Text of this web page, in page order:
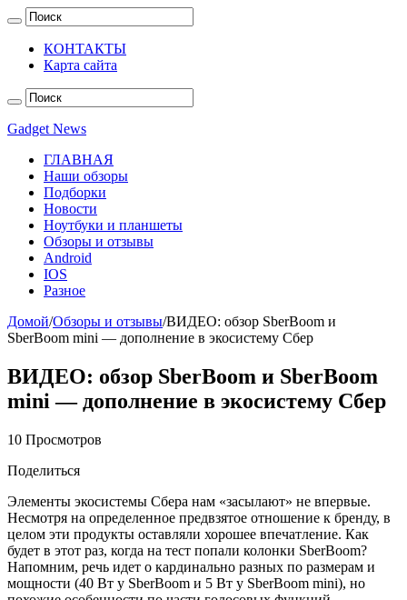
КОНТАКТЫ
Карта сайта
Gadget News
ГЛАВНАЯ
Наши обзоры
Подборки
Новости
Ноутбуки и планшеты
Обзоры и отзывы
Android
IOS
Разное
Домой/Обзоры и отзывы/ВИДЕО: обзор SberBoom и
SberBoom mini — дополнение в экосистему Сбер
ВИДЕО: обзор SberBoom и SberBoom
mini — дополнение в экосистему Сбер
10 Просмотров
Поделиться
Элементы экосистемы Сбера нам «засылают» не впервые.
Несмотря на определенное предвзятое отношение к бренду, в
целом эти продукты оставляли хорошее впечатление. Как
будет в этот раз, когда на тест попали колонки SberBoom?
Напомним, речь идет о кардинально разных по размерам и
мощности (40 Вт у SberBoom и 5 Вт у SberBoom mini), но